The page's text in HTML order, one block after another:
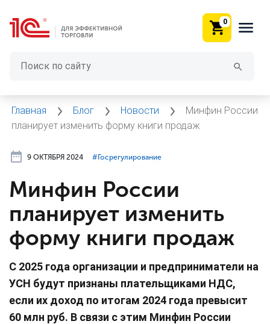
0
Главная Блог Новости
Минфин России
планирует изменить форму книги продаж
9 ОКТЯБРЯ 2024 #⁣Госрегулирование
Минфин России
планирует изменить
форму книги продаж
С 2025 года организации и предприниматели на
УСН будут признаны плательщиками НДС,
если их доход по итогам 2024 года превысит
60 млн руб. В связи с этим Минфин России